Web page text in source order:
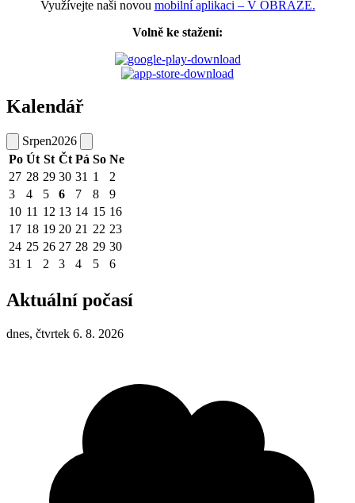
Využívejte naši novou mobilní aplikaci – V OBRAZE.
Volně ke stažení:
Kalendář
Srpen2026
Po Út St Čt Pá So Ne
27 28 29 30 31 1
2
3
4 5 6 7 8
9
10 11 12 13 14 15 16
17 18 19 20 21 22 23
24 25 26 27 28 29 30
31 1 2 3 4 5 6
Aktuální počasí
dnes, čtvrtek 6. 8. 2026